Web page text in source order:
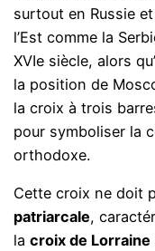
surtout en Russie
l’Est comme la
XVIe siècle, alors
la position de
la croix à trois
pour symboliser la
orthodoxe.
Cette croix ne doit
patriarcale,
lacroix de Lorraine